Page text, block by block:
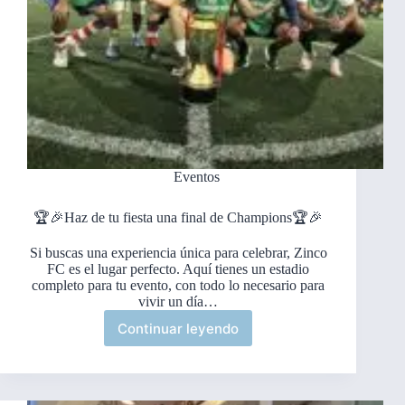
Eventos
🏆🎉Haz de tu fiesta una final de Champions🏆🎉
Si buscas una experiencia única para celebrar, Zinco
FC es el lugar perfecto. Aquí tienes un estadio
completo para tu evento, con todo lo necesario para
vivir un día…
Continuar leyendo
🏆
Haz